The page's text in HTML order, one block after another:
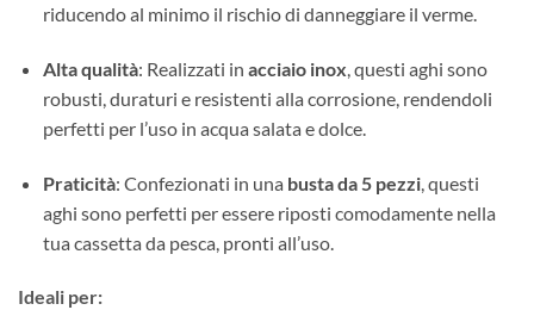
riducendo al minimo il rischio di danneggiare il verme.
Alta qualità: Realizzati in acciaio inox, questi aghi sono
robusti, duraturi e resistenti alla corrosione, rendendoli
perfetti per l’uso in acqua salata e dolce.
Praticità: Confezionati in una busta da 5 pezzi, questi
aghi sono perfetti per essere riposti comodamente nella
tua cassetta da pesca, pronti all’uso.
Ideali per: